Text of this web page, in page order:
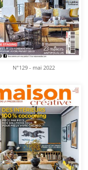
N°129 - mai 2022